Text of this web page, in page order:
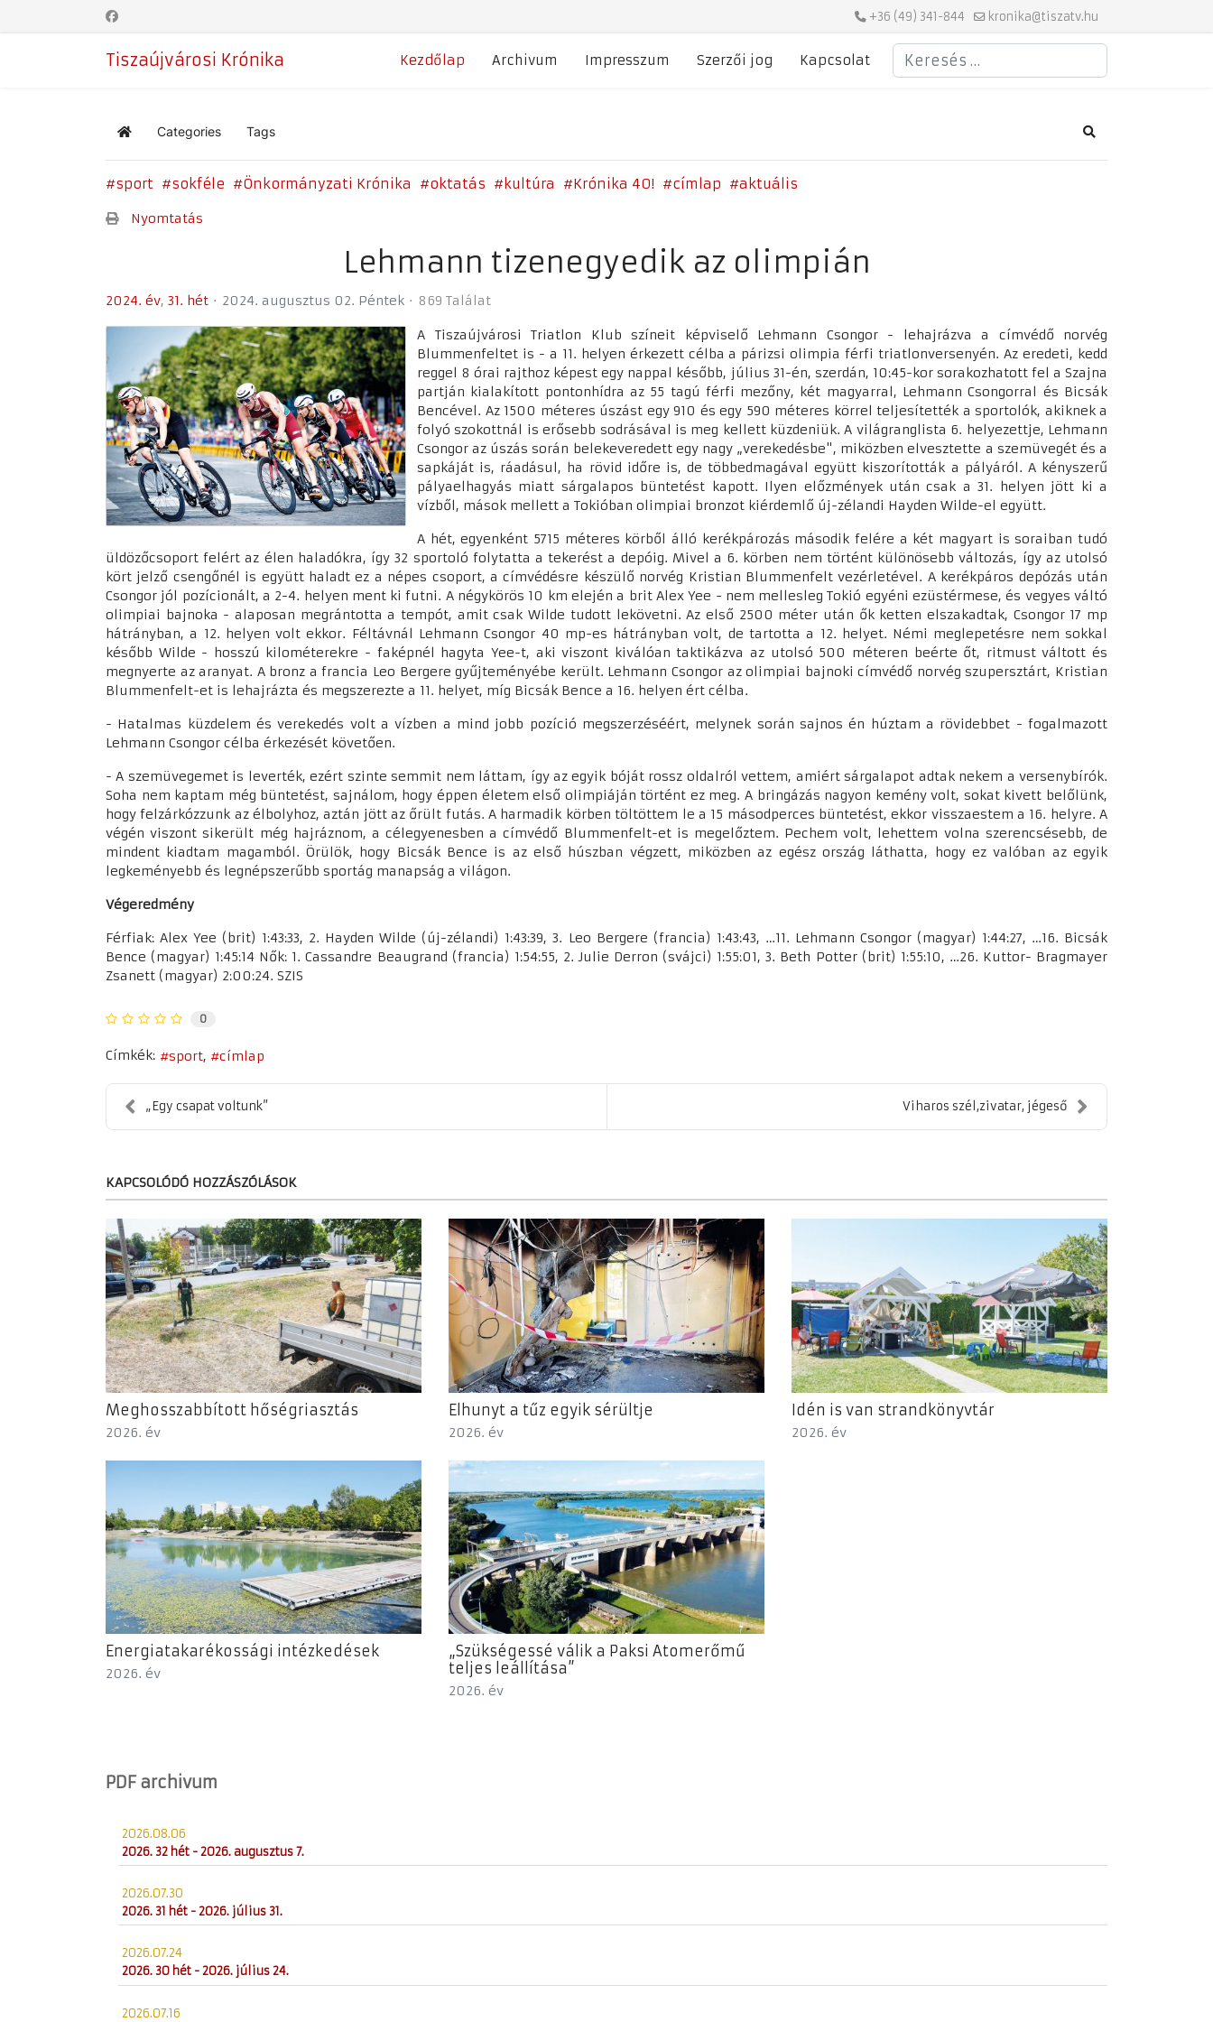
+36 (49) 341-844 kronika@tiszatv.hu
Tiszaújvárosi Krónika Kezdőlap Archivum Impresszum Szerzői jog Kapcsolat
Keresés
Home Categories Tags Search
sport sokféle Önkormányzati Krónika oktatás kultúra Krónika 40! címlap aktuális
Nyomtatás
Lehmann tizenegyedik az olimpián
2024. év 31. hét 2024. augusztus 02. Péntek 869 Találat
A Tiszaújvárosi Triatlon Klub színeit képviselő Lehmann Csongor - lehajrázva a címvédő norvég
Blummenfeltet is - a 11. helyen érkezett célba a párizsi olimpia férfi triatlonversenyén. Az eredeti, kedd
reggel 8 órai rajthoz képest egy nappal később, július 31-én, szerdán, 10:45-kor sorakozhatott fel a Szajna
partján kialakított pontonhídra az 55 tagú férfi mezőny, két magyarral, Lehmann Csongorral és Bicsák
Bencével. Az 1500 méteres úszást egy 910 és egy 590 méteres körrel teljesítették a sportolók, akiknek a
folyó szokottnál is erősebb sodrásával is meg kellett küzdeniük. A világranglista 6. helyezettje, Lehmann
Csongor az úszás során belekeveredett egy nagy „verekedésbe", miközben elvesztette a szemüvegét és a
sapkáját is, ráadásul, ha rövid időre is, de többedmagával együtt kiszorították a pályáról. A kényszerű
pályaelhagyás miatt sárgalapos büntetést kapott. Ilyen előzmények után csak a 31. helyen jött ki a
vízből, mások mellett a Tokióban olimpiai bronzot kiérdemlő új-zélandi Hayden Wilde-el együtt.
A hét, egyenként 5715 méteres körből álló kerékpározás második felére a két magyart is soraiban tudó
üldözőcsoport felért az élen haladókra, így 32 sportoló folytatta a tekerést a depóig. Mivel a 6. körben nem történt különösebb változás, így az utolsó
kört jelző csengőnél is együtt haladt ez a népes csoport, a címvédésre készülő norvég Kristian Blummenfelt vezérletével. A kerékpáros depózás után
Csongor jól pozícionált, a 2-4. helyen ment ki futni. A négykörös 10 km elején a brit Alex Yee - nem mellesleg Tokió egyéni ezüstérmese, és vegyes váltó
olimpiai bajnoka - alaposan megrántotta a tempót, amit csak Wilde tudott lekövetni. Az első 2500 méter után ők ketten elszakadtak, Csongor 17 mp
hátrányban, a 12. helyen volt ekkor. Féltávnál Lehmann Csongor 40 mp-es hátrányban volt, de tartotta a 12. helyet. Némi meglepetésre nem sokkal
később Wilde - hosszú kilométerekre - faképnél hagyta Yee-t, aki viszont kiválóan taktikázva az utolsó 500 méteren beérte őt, ritmust váltott és
megnyerte az aranyat. A bronz a francia Leo Bergere gyűjteményébe került. Lehmann Csongor az olimpiai bajnoki címvédő norvég szupersztárt, Kristian
Blummenfelt-et is lehajrázta és megszerezte a 11. helyet, míg Bicsák Bence a 16. helyen ért célba.
- Hatalmas küzdelem és verekedés volt a vízben a mind jobb pozíció megszerzéséért, melynek során sajnos én húztam a rövidebbet - fogalmazott
Lehmann Csongor célba érkezését követően.
- A szemüvegemet is leverték, ezért szinte semmit nem láttam, így az egyik bóját rossz oldalról vettem, amiért sárgalapot adtak nekem a versenybírók.
Soha nem kaptam még büntetést, sajnálom, hogy éppen életem első olimpiáján történt ez meg. A bringázás nagyon kemény volt, sokat kivett belőlünk,
hogy felzárkózzunk az élbolyhoz, aztán jött az őrült futás. A harmadik körben töltöttem le a 15 másodperces büntetést, ekkor visszaestem a 16. helyre. A
végén viszont sikerült még hajráznom, a célegyenesben a címvédő Blummenfelt-et is megelőztem. Pechem volt, lehettem volna szerencsésebb, de
mindent kiadtam magamból. Örülök, hogy Bicsák Bence is az első húszban végzett, miközben az egész ország láthatta, hogy ez valóban az egyik
legkeményebb és legnépszerűbb sportág manapság a világon.
Végeredmény
Férfiak: Alex Yee (brit) 1:43:33, 2. Hayden Wilde (új-zélandi) 1:43:39, 3. Leo Bergere (francia) 1:43:43, …11. Lehmann Csongor (magyar) 1:44:27, …16. Bicsák
Bence (magyar) 1:45:14 Nők: 1. Cassandre Beaugrand (francia) 1:54:55, 2. Julie Derron (svájci) 1:55:01, 3. Beth Potter (brit) 1:55:10, …26. Kuttor- Bragmayer
Zsanett (magyar) 2:00:24. SZIS
0
Címkék: sport címlap
„Egy csapat voltunk” Viharos szél,zivatar, jégeső
KAPCSOLÓDÓ HOZZÁSZÓLÁSOK
Meghosszabbított hőségriasztás
2026. év
Elhunyt a tűz egyik sérültje
2026. év
Idén is van strandkönyvtár
2026. év
Energiatakarékossági intézkedések
2026. év
„Szükségessé válik a Paksi Atomerőmű
teljes leállítása”
2026. év
PDF archivum
2026.08.06
2026. 32 hét - 2026. augusztus 7.
2026.07.30
2026. 31 hét - 2026. július 31.
2026.07.24
2026. 30 hét - 2026. július 24.
2026.07.16